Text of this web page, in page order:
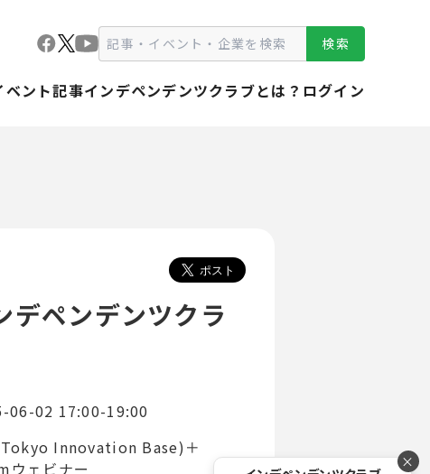
検索
ベント記事インデペンデンツクラブとは？ ログイン
デペンデンツクラ
06-02 17:00-19:00
Innovation Base)＋
ウェビナー
×